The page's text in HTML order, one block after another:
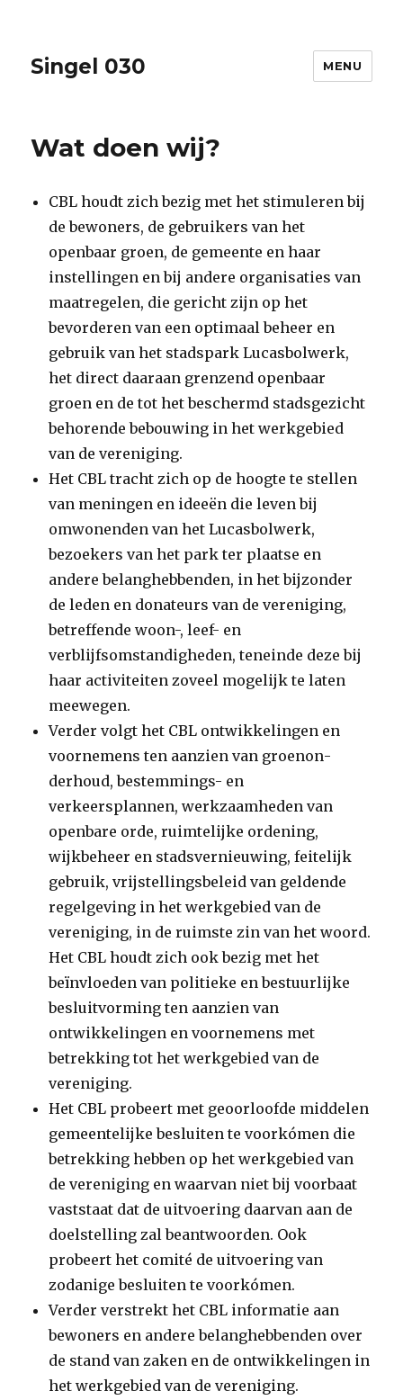
Singel 030 MENU
Wat doen wij?
CBL houdt zich bezig met het stimuleren bij
de bewoners, de gebruikers van het
openbaar groen, de gemeente en haar
instellingen en bij andere organisaties van
maatregelen, die gericht zijn op het
bevorde­ren van een optimaal beheer en
gebruik van het stadspark Lucasbolwerk,
het direct daar­aan grenzend openbaar
groen en de tot het beschermd stadsgezicht
behorende bebouwing in het werkgebied
van de vereniging.
Het CBL tracht zich op de hoogte te stellen
van meningen en ideeën die leven bij
omwonenden van het Lucasbolwerk,
bezoekers van het park ter plaatse en
andere belanghebbenden, in het bijzonder
de leden en donateurs van de vereniging,
betreffen­de woon-, leef- en
verblijfsomstandigheden, teneinde deze bij
haar activiteiten zoveel mogelijk te laten
meewegen.
Verder volgt het CBL ontwikkelingen en
voornemens ten aanzien van groenon­
derhoud, bestemmings- en
verkeersplannen, werkzaamheden van
openbare orde, ruimtelijke ordening,
wijkbe­heer en stadsvernieuwing, feitelijk
gebruik, vrijstellingsbe­leid van geldende
regelgeving in het werkgebied van de
vereniging, in de ruimste zin van het woord.
Het CBL houdt zich ook bezig met het
beïnvloeden van politieke en bestuurlijke
besluitvorming ten aanzien van
ontwikkelin­gen en voornemens met
betrekking tot het werkgebied van de
vereniging.
Het CBL probeert met geoorloofde middelen
gemeentelijke beslui­ten te voorkómen die
betrekking hebben op het werkgebied van
de vereniging en waarvan niet bij voorbaat
vaststaat dat de uitvoering daarvan aan de
doelstelling zal beantwoorden. Ook
probeert het comité de uitvoering van
zodanige besluiten te voorkómen.
Verder verstrekt het CBL informatie aan
bewoners en andere belanghebbenden over
de stand van zaken en de ontwikkelingen in
het werkge­bied van de vereniging.